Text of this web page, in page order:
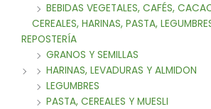
BEBIDAS VEGETALES, CAFÉS,
CEREALES, HARINAS, PASTA,
REPOSTERÍA
GRANOS Y SEMILLAS
HARINAS, LEVADURAS Y ALMIDON
LEGUMBRES
PASTA, CEREALES Y MUESLI